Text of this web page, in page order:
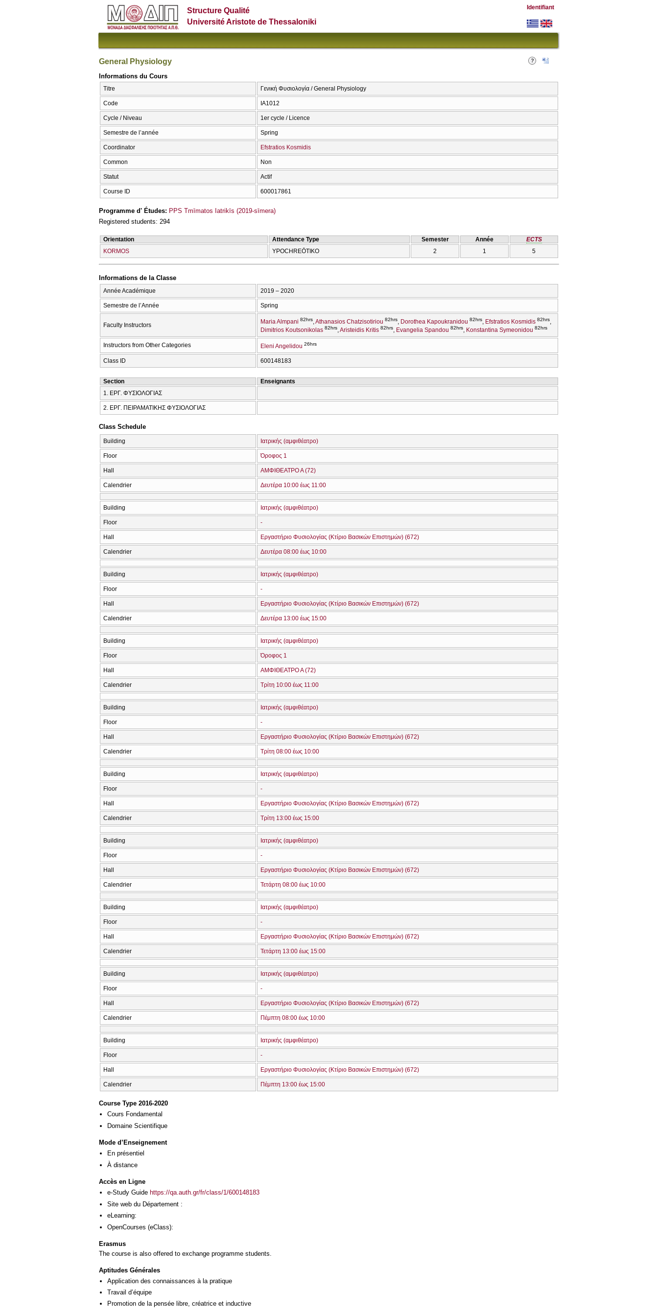
Structure Qualité
Université Aristote de Thessaloniki
Identifiant
General Physiology
Informations du Cours
Titre Γενική Φυσιολογία / General Physiology
Code ΙΑ1012
Cycle / Niveau 1er cycle / Licence
Semestre de l’année Spring
Coordinator Efstratios Kosmidis
Common Non
Statut Actif
Course ID 600017861
Programme d' Études: PPS Tmīmatos Iatrikīs (2019-sīmera)
Registered students: 294
Orientation Attendance Type Semester Année
ECTS
KORMOS
YPOCΗREŌTIKO 2 1 5
Informations de la Classe
Année Académique 2019 – 2020
Semestre de l’Année Spring
Faculty Instructors Maria Almpani 82hrs Athanasios Chatzisotiriou 82hrs Dorothea Kapoukranidou 82hrs Efstratios Kosmidis 82hrs
Dimitrios Koutsonikolas 82hrs Aristeidis Kritis 82hrs Evangelia Spandou 82hrs Konstantina Symeonidou 82hrs
Instructors from Other Categories Eleni Angelidou 26hrs
Class ID 600148183
Section
Enseignants
1. ΕΡΓ. ΦΥΣΙΟΛΟΓΙΑΣ
2. ΕΡΓ. ΠΕΙΡΑΜΑΤΙΚΗΣ ΦΥΣΙΟΛΟΓΙΑΣ
Class Schedule
Building Ιατρικής (αμφιθέατρο)
Floor Όροφος 1
Hall ΑΜΦΙΘΕΑΤΡΟ Α (72)
Calendrier Δευτέρα 10:00 έως 11:00
Building Ιατρικής (αμφιθέατρο)
Floor -
Hall Εργαστήριο Φυσιολογίας (Κτίριο Βασικών Επιστημών) (672)
Calendrier Δευτέρα 08:00 έως 10:00
Building Ιατρικής (αμφιθέατρο)
Floor -
Hall Εργαστήριο Φυσιολογίας (Κτίριο Βασικών Επιστημών) (672)
Calendrier Δευτέρα 13:00 έως 15:00
Building Ιατρικής (αμφιθέατρο)
Floor Όροφος 1
Hall ΑΜΦΙΘΕΑΤΡΟ Α (72)
Calendrier Τρίτη 10:00 έως 11:00
Building Ιατρικής (αμφιθέατρο)
Floor -
Hall Εργαστήριο Φυσιολογίας (Κτίριο Βασικών Επιστημών) (672)
Calendrier Τρίτη 08:00 έως 10:00
Building Ιατρικής (αμφιθέατρο)
Floor -
Hall Εργαστήριο Φυσιολογίας (Κτίριο Βασικών Επιστημών) (672)
Calendrier Τρίτη 13:00 έως 15:00
Building Ιατρικής (αμφιθέατρο)
Floor -
Hall Εργαστήριο Φυσιολογίας (Κτίριο Βασικών Επιστημών) (672)
Calendrier Τετάρτη 08:00 έως 10:00
Building Ιατρικής (αμφιθέατρο)
Floor -
Hall Εργαστήριο Φυσιολογίας (Κτίριο Βασικών Επιστημών) (672)
Calendrier Τετάρτη 13:00 έως 15:00
Building Ιατρικής (αμφιθέατρο)
Floor -
Hall Εργαστήριο Φυσιολογίας (Κτίριο Βασικών Επιστημών) (672)
Calendrier Πέμπτη 08:00 έως 10:00
Building Ιατρικής (αμφιθέατρο)
Floor -
Hall Εργαστήριο Φυσιολογίας (Κτίριο Βασικών Επιστημών) (672)
Calendrier Πέμπτη 13:00 έως 15:00
Course Type 2016-2020
Cours Fondamental
Domaine Scientifique
Mode d’Enseignement
En présentiel
À distance
Accès en Ligne
e-Study Guide https://qa.auth.gr/fr/class/1/600148183
Site web du Département :
eLearning:
OpenCourses (eClass):
Erasmus
The course is also offered to exchange programme students.
Aptitudes Générales
Application des connaissances à la pratique
Travail d’équipe
Promotion de la pensée libre, créatrice et inductive